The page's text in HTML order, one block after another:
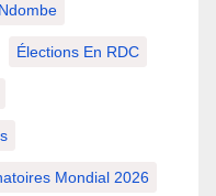
Élections En RDC
Mondial 2026